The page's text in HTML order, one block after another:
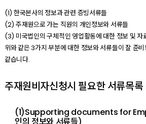
(1) 한국본사의 정보과 관련 증빙서류들
(2) 주재원으로 가는 직원의 개인정보와 서류들
(3) 미국법인의 구체적인 영업활동에 대한 정보 및 자
위와 같은 3가지 부분에 대한 정보와 서류들이 잘 준
같습니다.
주재원비자신청시 필요한 서류목록
(1)Supporting documents for